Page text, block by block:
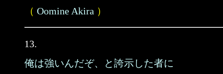
（ Oomine Akira ）
13.
俺は強いんだぞ、と誇示した者に